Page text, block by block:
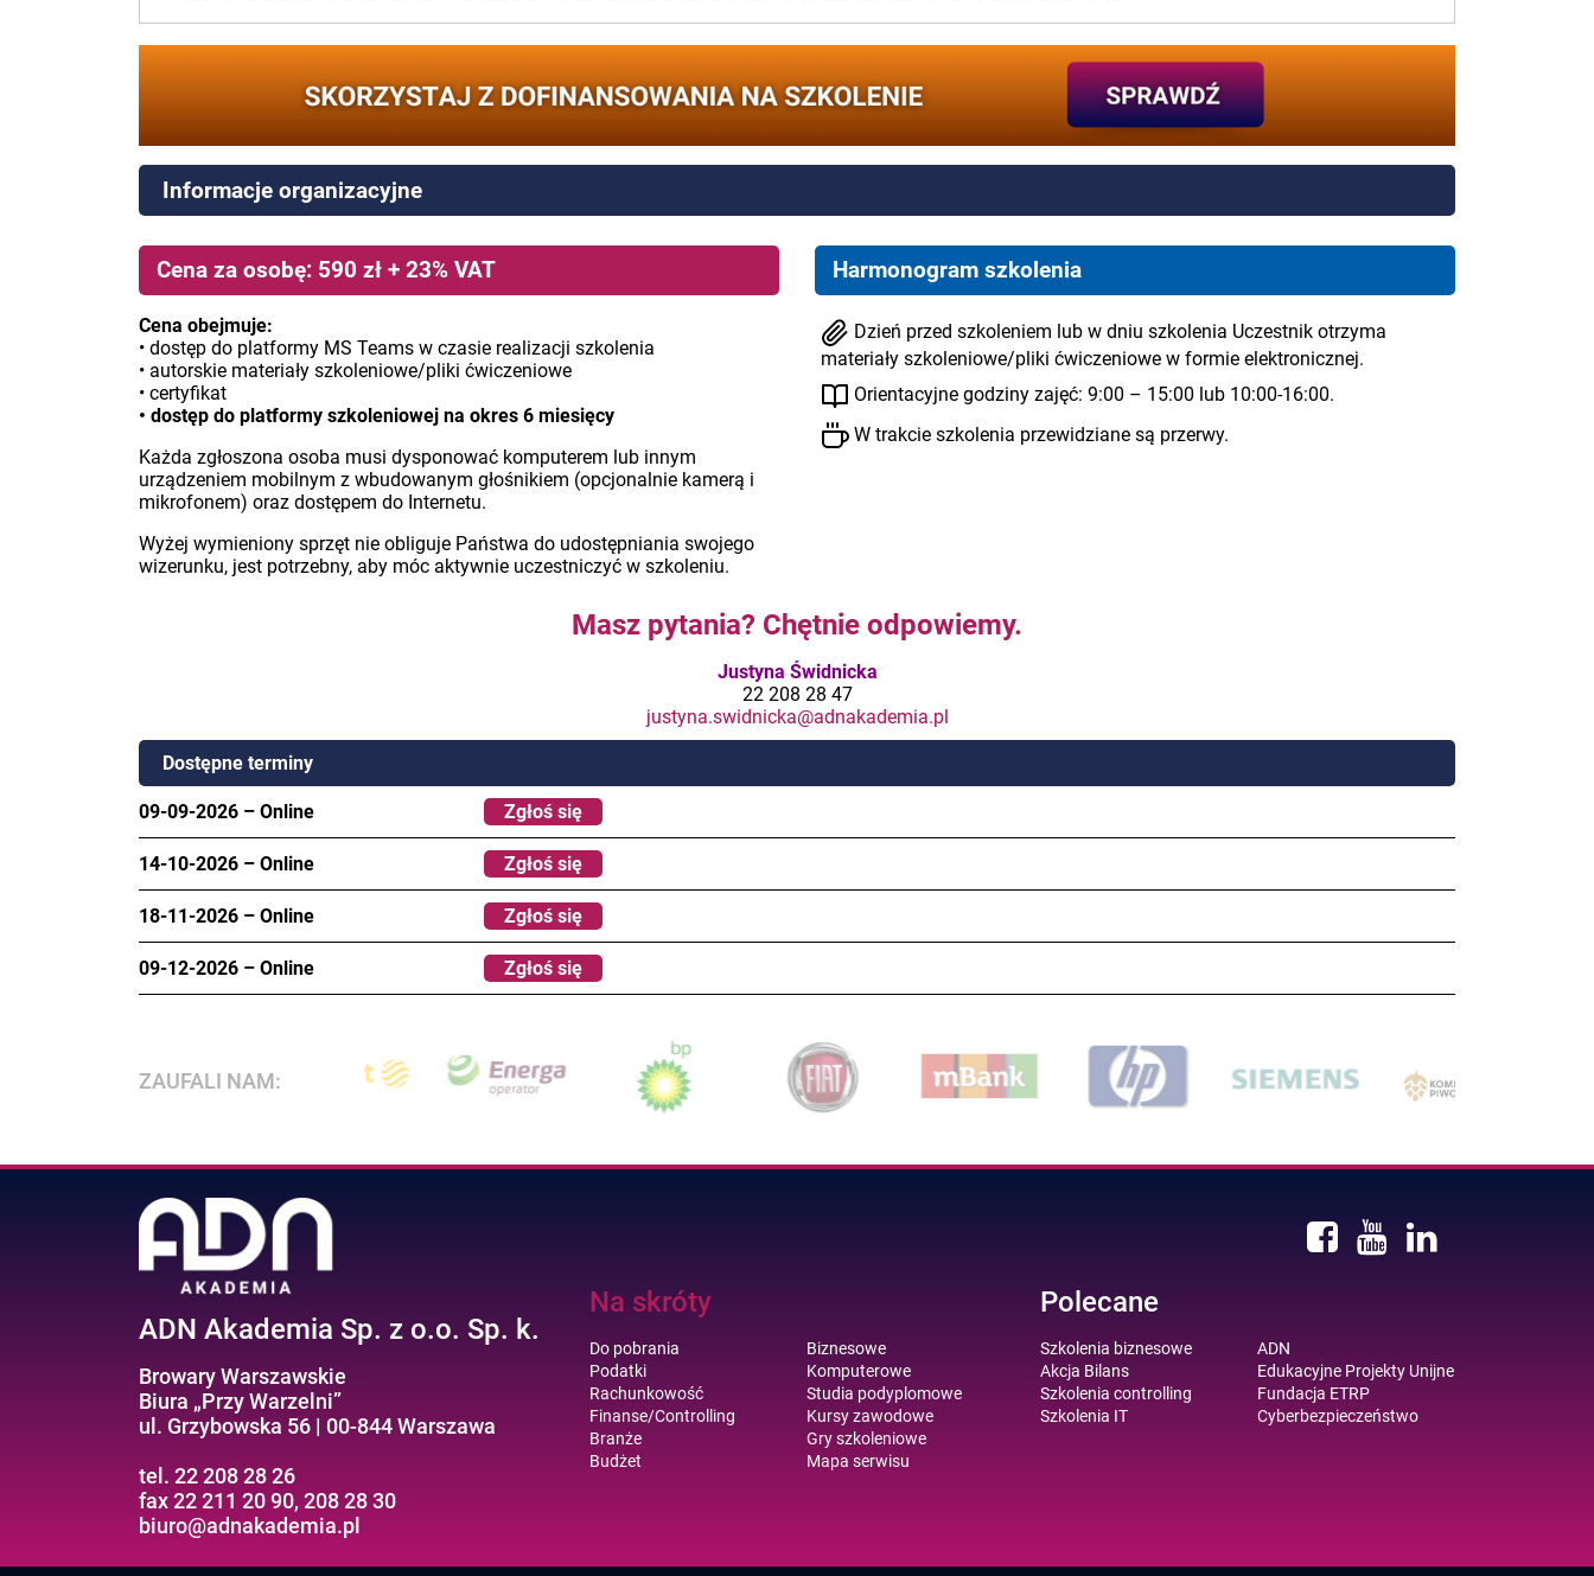
Informacje organizacyjne
Cena za osobę: 590 zł + 23% VAT
Cena obejmuje:
• dostęp do platformy MS Teams w czasie realizacji szkolenia
• autorskie materiały szkoleniowe/pliki ćwiczeniowe
• certyfikat
• dostęp do platformy szkoleniowej na okres 6 miesięcy
Każda zgłoszona osoba musi dysponować komputerem lub innym
urządzeniem mobilnym z wbudowanym głośnikiem (opcjonalnie kamerą i
mikrofonem) oraz dostępem do Internetu.
Wyżej wymieniony sprzęt nie obliguje Państwa do udostępniania swojego
wizerunku, jest potrzebny, aby móc aktywnie uczestniczyć w szkoleniu.
Harmonogram szkolenia
Dzień przed szkoleniem lub w dniu szkolenia Uczestnik otrzyma
materiały szkoleniowe/pliki ćwiczeniowe w formie elektronicznej.
Orientacyjne godziny zajęć: 9:00 – 15:00 lub 10:00-16:00.
W trakcie szkolenia przewidziane są przerwy.
Masz pytania? Chętnie odpowiemy.
Justyna Świdnicka
22 208 28 47
justyna.swidnicka@adnakademia.pl
Dostępne terminy
09-09-2026 – Online Zgłoś się
14-10-2026 – Online Zgłoś się
18-11-2026 – Online Zgłoś się
09-12-2026 – Online Zgłoś się
ZAUFALI NAM:
ADN Akademia Sp. z o.o. Sp. k.
Browary Warszawskie
Biura „Przy Warzelni”
ul. Grzybowska 56 | 00-844 Warszawa
tel. 22 208 28 26
fax 22 211 20 90, 208 28 30
biuro@adnakademia.pl
Na skróty
Do pobrania
Podatki
Rachunkowość
Finanse/Controlling
Branże
Budżet
Biznesowe
Komputerowe
Studia podyplomowe
Kursy zawodowe
Gry szkoleniowe
Mapa serwisu
Polecane
Szkolenia biznesowe
Akcja Bilans
Szkolenia controlling
Szkolenia IT
ADN
Edukacyjne Projekty Unijne
Fundacja ETRP
Cyberbezpieczeństwo